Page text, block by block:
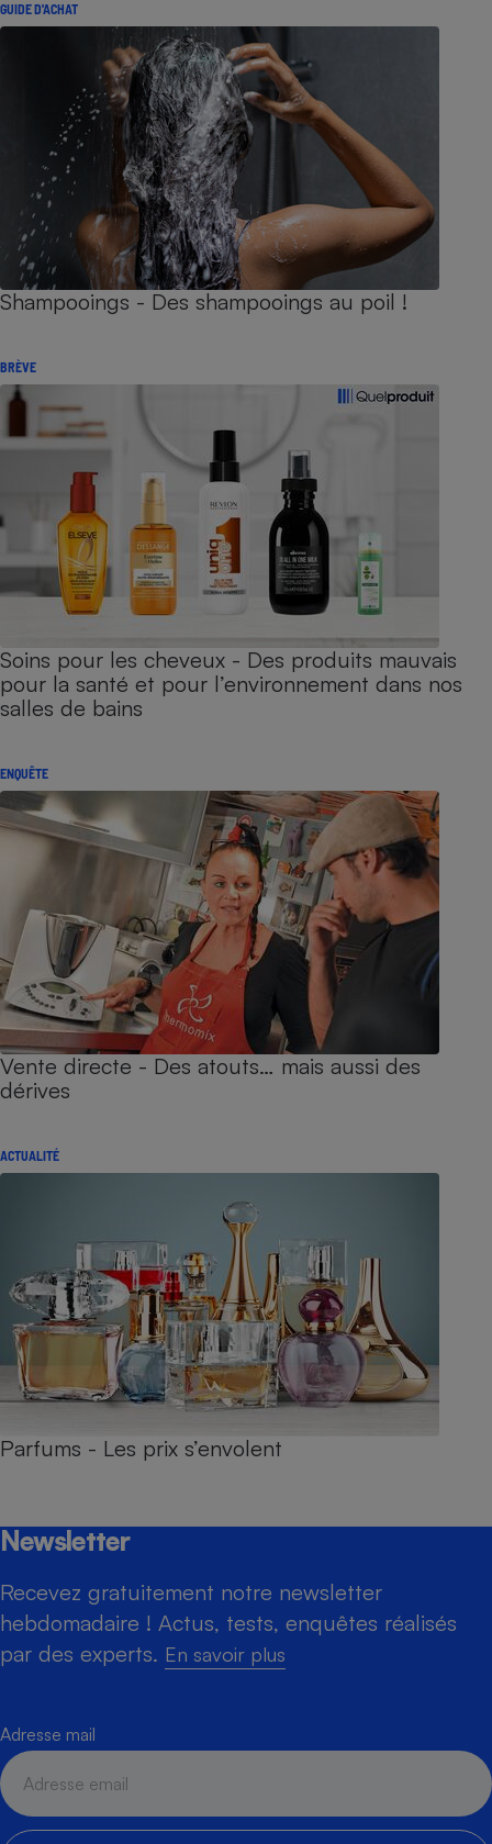
GUIDE D'ACHAT
Shampooings - Des shampooings au poil !
BRÈVE
Soins pour les cheveux - Des produits mauvais
pour la santé et pour l’environnement dans nos
salles de bains
ENQUÊTE
Vente directe - Des atouts… mais aussi des
dérives
ACTUALITÉ
Parfums - Les prix s’envolent
Newsletter
Recevez gratuitement notre newsletter
hebdomadaire ! Actus, tests, enquêtes réalisés
par des experts. En savoir plus
Adresse mail